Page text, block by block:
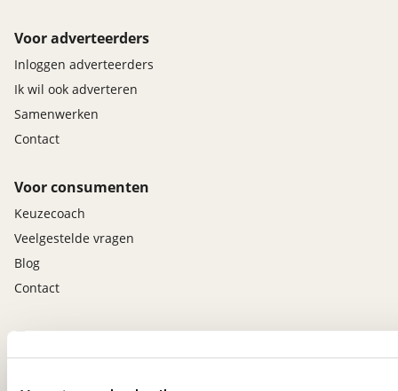
Voor adverteerders
Inloggen adverteerders
Ik wil ook adverteren
Samenwerken
Contact
Voor consumenten
Keuzecoach
Veelgestelde vragen
Blog
Contact
Download 'm nu.